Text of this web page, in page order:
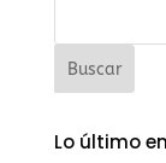
Lo último